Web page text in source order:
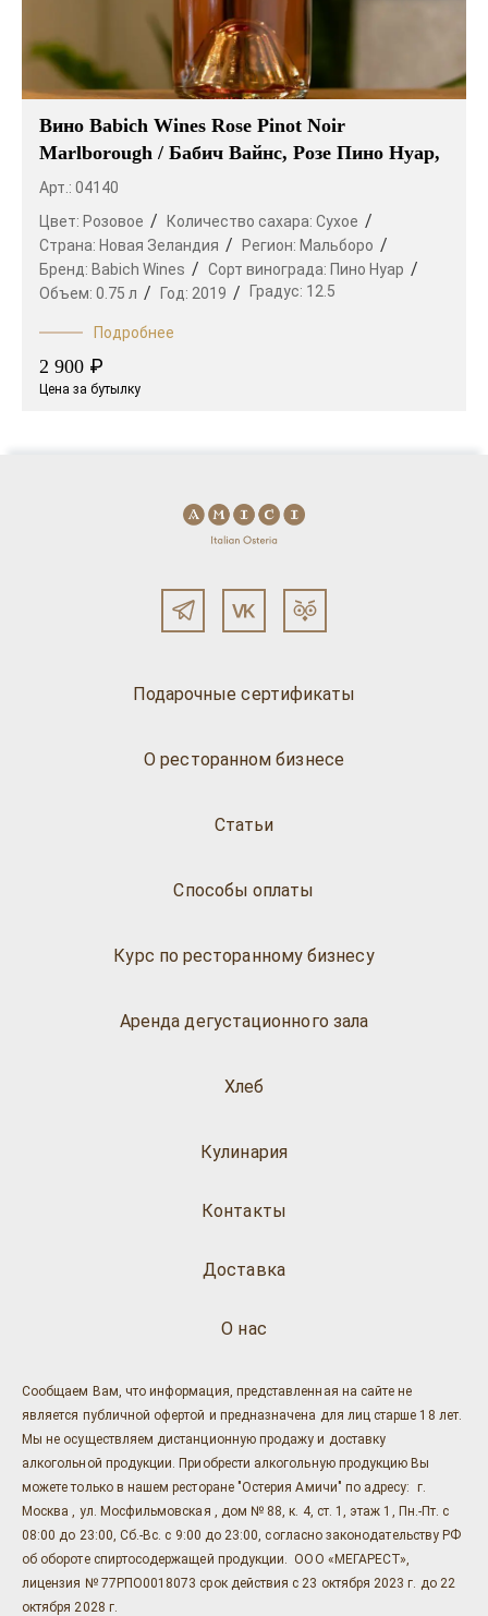
Вино Babich Wines Rose Pinot Noir
Marlborough / Бабич Вайнс, Розе Пино Нуар,
Арт.: 04140
Цвет: Розовое Количество сахара: Сухое
Страна: Новая Зеландия Регион: Мальборо
Бренд: Babich Wines Сорт винограда: Пино Нуар
Объем: 0.75 л Год: 2019 Градус: 12.5
Подробнее
2 900 ₽
Цена за бутылку
Подарочные сертификаты
О ресторанном бизнесе
Статьи
Способы оплаты
Курс по ресторанному бизнесу
Аренда дегустационного зала
Хлеб
Кулинария
О нас
Доставка
Контакты
Сообщаем Вам, что информация, представленная на сайте не
является публичной офертой и предназначена для лиц старше 18 лет.
Мы не осуществляем дистанционную продажу и доставку
алкогольной продукции. Приобрести алкогольную продукцию Вы
можете только в нашем ресторане "Остерия Амичи" по адресу: г.
Москва , ул. Мосфильмовская , дом № 88, к. 4, ст. 1, этаж 1, Пн.-Пт. с
08:00 до 23:00, Сб.-Вс. с 9:00 до 23:00, согласно законодательству РФ
об обороте спиртосодержащей продукции. ООО «МЕГАРЕСТ»,
лицензия № 77РПО0018073 срок действия с 23 октября 2023 г. до 22
октября 2028 г.